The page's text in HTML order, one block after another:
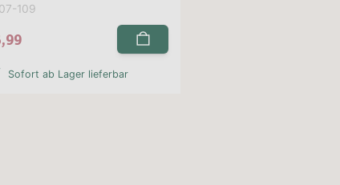
109
Sofort ab Lager lieferbar